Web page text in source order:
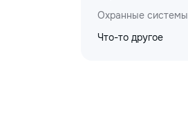
Охранные системы
Что-то другое